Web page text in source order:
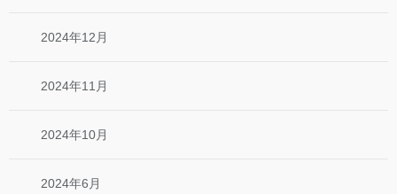
2024年12月
2024年11月
2024年10月
2024年6月